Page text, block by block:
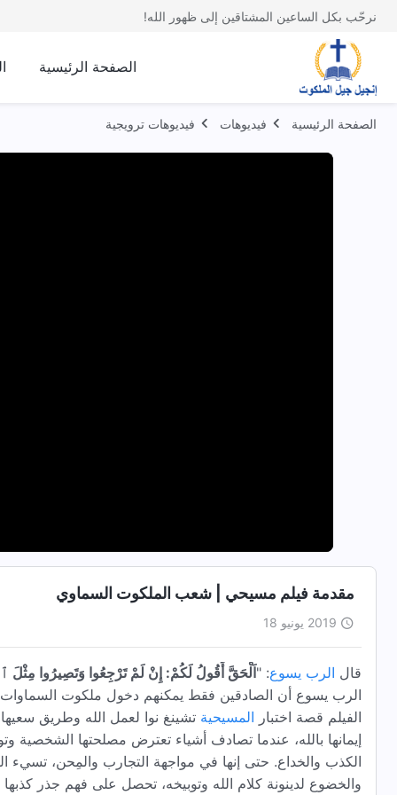
نرحّب بكل الساعين المشتاقين إلى ظهور الله!
الصفحة الرئيسية
الصفحة الرئيسية فيديوهات فيديوهات ترويجية
مقدمة فيلم مسيحي | شعب الملكوت السماوي
2019 يونيو 18
قال الرب يسوع: "اَلْحَقَّ أَقُولُ لَكُمْ: إِنْ لَمْ تَرْجِعُوا وَتَصِيرُوا
الرب يسوع أن الصادقين فقط يمكنهم دخول ملكوت
الفيلم قصة اختبار المسيحية تشينغ نوا لعمل الله وطريق
إيمانها بالله، عندما تصادف أشياء تعترض مصلحتها الشخصية
الكذب والخداع. حتى إنها في مواجهة التجارب والمِحن،
والخضوع لدينونة كلام الله وتوبيخه، تحصل على فهم جذر كذبها